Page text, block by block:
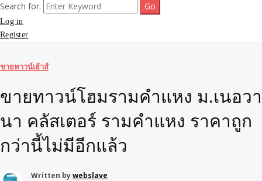
Search for:
Log in
Register
ขายทาวน์เฮ้าส์
ขายทาวน์โฮมรามคำแหง ม.เนอวา
นา คลัสเตอร์ รามคำแหง ราคาถูก
กว่านี้ไม่มีอีกแล้ว
Written bywebslave